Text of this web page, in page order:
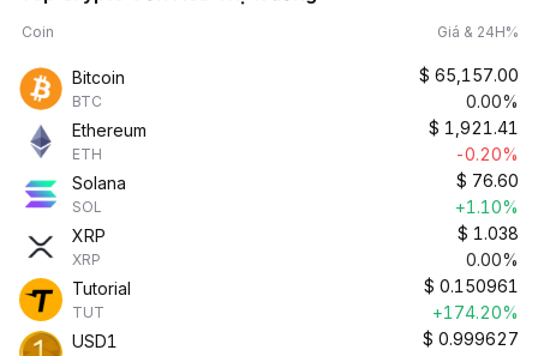
Coin Giá & 24H%
Bitcoin
BTC
$ 65,157.00
0.00%
Ethereum
ETH
$ 1,921.41
-0.20%
Solana
SOL
$ 76.60
+1.10%
XRP
XRP
$ 1.038
0.00%
Tutorial
TUT
$ 0.150961
+174.20%
USD1
$ 0.999627